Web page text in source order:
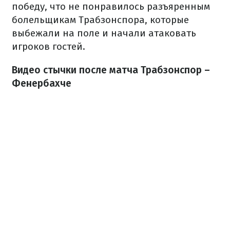
победу, что не понравилось разъяренным
болельщикам Трабзонспора, которые
выбежали на поле и начали атаковать
игроков гостей.
Видео стычки после матча Трабзонспор –
Фенербахче